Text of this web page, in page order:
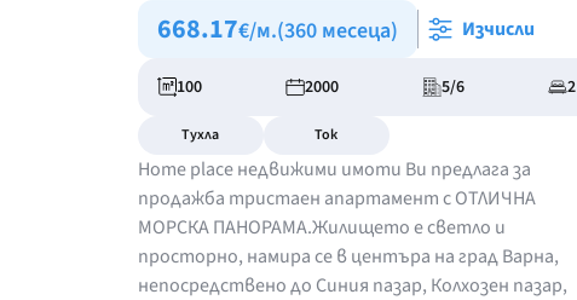
668.17€/м.(360 месеца) Изчисли
100 2000 5/6 2
Тухла Ток
Home place недвижими имоти Ви предлага за
продажба тристаен апартамент с ОТЛИЧНА
МОРСКА ПАНОРАМА.Жилището е светло и
просторно, намира се в центъра на град Варна,
непосредствено до Синия пазар, Колхозен пазар,